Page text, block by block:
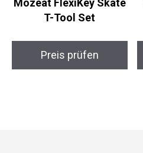
Mozeat FlexiKey
Skate T-Tool Set